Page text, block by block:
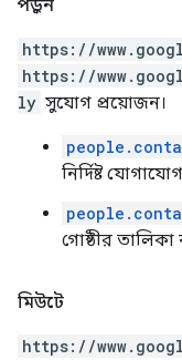
পড়ুন
https://
https://
ly সুযোগ প্রয়োজন।
নির্দিষ্ট
গোষ্ঠীর
মিউটে
https://